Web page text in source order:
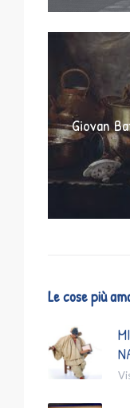
Giovan
Le cose più